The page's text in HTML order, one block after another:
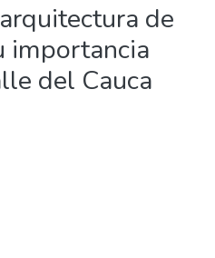
de
importancia
del Cauca